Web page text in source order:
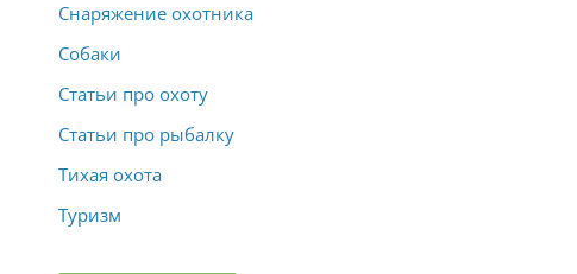
Снаряжение охотника
Собаки
Статьи про охоту
Статьи про рыбалку
Тихая охота
Туризм